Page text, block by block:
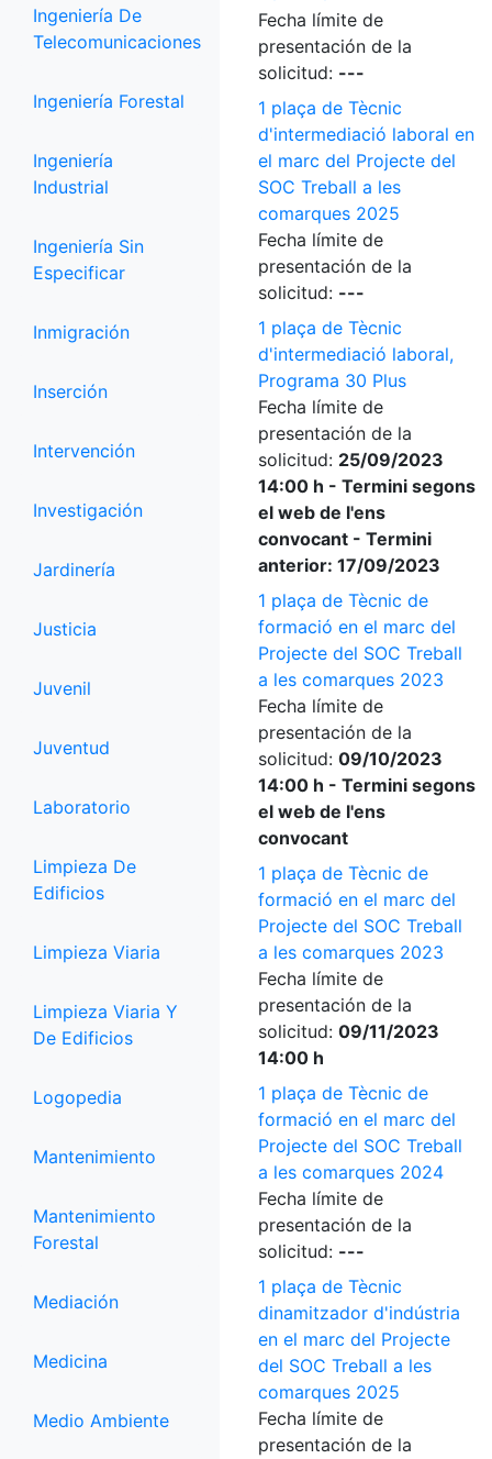
Ingeniería De
Telecomunicaciones
Ingeniería Forestal
Ingeniería
Industrial
Ingeniería Sin
Especificar
Inmigración
Inserción
Intervención
Investigación
Jardinería
Justicia
Juvenil
Juventud
Laboratorio
Limpieza De
Edificios
Limpieza Viaria
Limpieza Viaria Y
De Edificios
Logopedia
Mantenimiento
Mantenimiento
Forestal
Mediación
Medicina
Medio Ambiente
Fecha límite de
presentación de la
solicitud: ---
1 plaça de Tècnic
d'intermediació laboral en
el marc del Projecte del
SOC Treball a les
comarques 2025
Fecha límite de
presentación de la
solicitud: ---
1 plaça de Tècnic
d'intermediació laboral,
Programa 30 Plus
Fecha límite de
presentación de la
solicitud: 25/09/2023
14:00 h - Termini segons
el web de l'ens
convocant - Termini
anterior: 17/09/2023
1 plaça de Tècnic de
formació en el marc del
Projecte del SOC Treball
a les comarques 2023
Fecha límite de
presentación de la
solicitud: 09/10/2023
14:00 h - Termini segons
el web de l'ens
convocant
1 plaça de Tècnic de
formació en el marc del
Projecte del SOC Treball
a les comarques 2023
Fecha límite de
presentación de la
solicitud: 09/11/2023
14:00 h
1 plaça de Tècnic de
formació en el marc del
Projecte del SOC Treball
a les comarques 2024
Fecha límite de
presentación de la
solicitud: ---
1 plaça de Tècnic
dinamitzador d'indústria
en el marc del Projecte
del SOC Treball a les
comarques 2025
Fecha límite de
presentación de la